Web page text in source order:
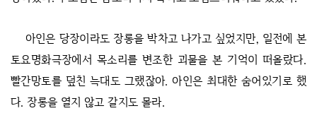
아인은 당장이라도 장롱을 박차고 나가고 싶었지만, 일전에 본
토요명화극장에서 목소리를 변조한 괴물을 본 기억이 떠올랐다.
빨간망토를 덮친 늑대도 그랬잖아. 아인은 최대한 숨어있기로 했
다. 장롱을 열지 않고 갈지도 몰라.